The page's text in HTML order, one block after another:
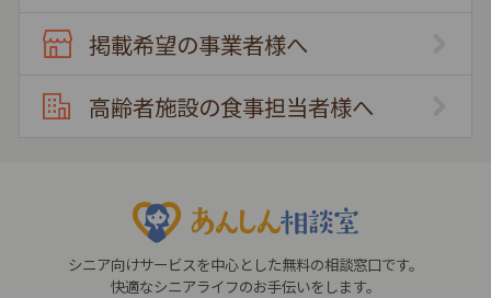
掲載希望の事業者様へ
高齢者施設の食事担当者様へ
シニア向けサービスを中心とした無料の相談窓口です。
快適なシニアライフのお手伝いをします。